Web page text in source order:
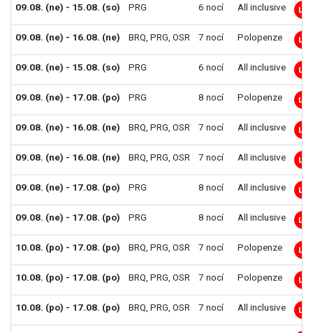
09.08. (ne) - 15.08. (so) PRG 6 nocí All inclusive LM
09.08. (ne) - 16.08. (ne) BRQ PRG OSR 7 nocí Polopenze LM
09.08. (ne) - 15.08. (so) PRG 6 nocí All inclusive LM
09.08. (ne) - 17.08. (po) PRG 8 nocí Polopenze LM
09.08. (ne) - 16.08. (ne) BRQ PRG OSR 7 nocí All inclusive LM
09.08. (ne) - 16.08. (ne) BRQ PRG OSR 7 nocí All inclusive LM
09.08. (ne) - 17.08. (po) PRG 8 nocí All inclusive LM
09.08. (ne) - 17.08. (po) PRG 8 nocí All inclusive LM
10.08. (po) - 17.08. (po) BRQ PRG OSR 7 nocí Polopenze LM
10.08. (po) - 17.08. (po) BRQ PRG OSR 7 nocí Polopenze LM
10.08. (po) - 17.08. (po) BRQ PRG OSR 7 nocí All inclusive LM